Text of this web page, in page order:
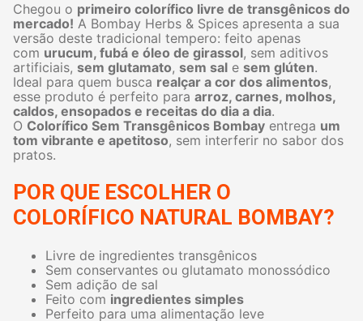
Chegou o primeiro colorífico livre de transgênicos do
mercado! A Bombay Herbs & Spices apresenta a sua
versão deste tradicional tempero: feito apenas
com urucum, fubá e óleo de girassol, sem aditivos
artificiais, sem glutamato, sem sal e sem glúten.
Ideal para quem busca realçar a cor dos alimentos,
esse produto é perfeito para arroz, carnes, molhos,
caldos, ensopados e receitas do dia a dia.
O Colorífico Sem Transgênicos Bombay entrega um
tom vibrante e apetitoso, sem interferir no sabor dos
pratos.
POR QUE ESCOLHER O
COLORÍFICO NATURAL BOMBAY?
Livre de ingredientes transgênicos
Sem conservantes ou glutamato monossódico
Sem adição de sal
Feito com ingredientes simples
Perfeito para uma alimentação leve